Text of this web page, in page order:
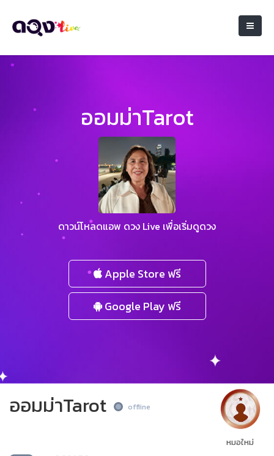
ออมม่าTarot
ดาวน์โหลดแอพ ดวง Live เพื่อเริ่มดูดวง
Apple Store ฟรี
Google Play ฟรี
ออมม่าTarot offline
หมอใหม่